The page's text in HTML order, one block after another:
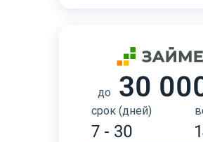
до 30
срок (дней)
7 - 30